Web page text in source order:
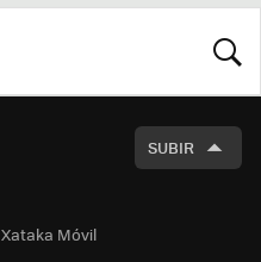
SUBIR
Xataka Móvil